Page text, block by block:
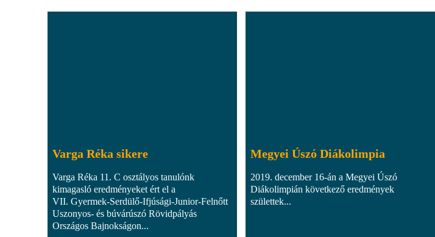
Varga Réka sikere
Varga Réka 11. C osztályos tanulónk
kimagasló eredményeket ért el a
VII. Gyermek-Serdülő-Ifjúsági-Junior-Felnőtt
Uszonyos- és búvárúszó Rövidpályás
Országos Bajnokságon...
Megyei Úszó Diákolimpia
2019. december 16-án a Megyei Úszó
Diákolimpián következő eredmények
születtek...